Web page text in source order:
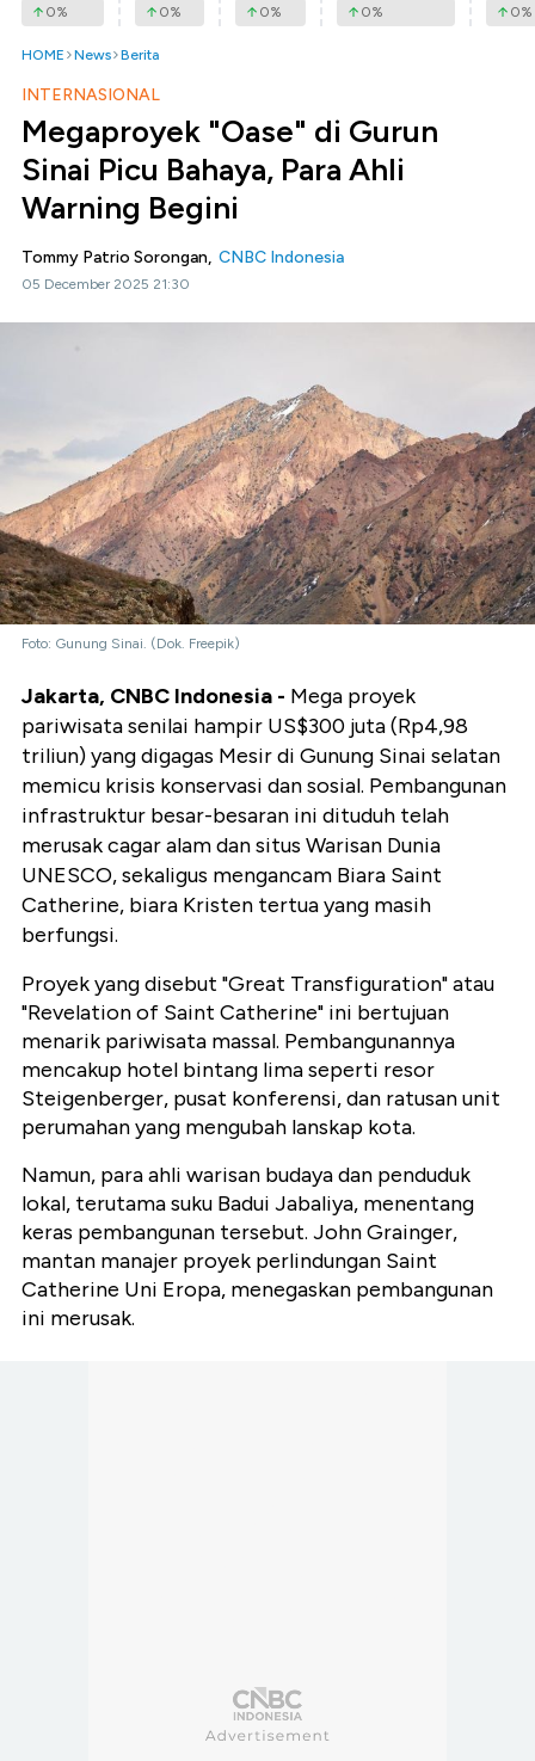
0% 0% 0% 0% 0%
HOME News Berita
INTERNASIONAL
Megaproyek "Oase" di Gurun
Sinai Picu Bahaya, Para Ahli
Warning Begini
Tommy Patrio Sorongan, CNBC Indonesia
05 December 2025 21:30
Foto: Gunung Sinai. (Dok. Freepik)
Jakarta, CNBC Indonesia - Mega proyek
pariwisata senilai hampir US$300 juta (Rp4,98
triliun) yang digagas Mesir di Gunung Sinai selatan
memicu krisis konservasi dan sosial. Pembangunan
infrastruktur besar-besaran ini dituduh telah
merusak cagar alam dan situs Warisan Dunia
UNESCO, sekaligus mengancam Biara Saint
Catherine, biara Kristen tertua yang masih
berfungsi.
Proyek yang disebut "Great Transfiguration" atau
"Revelation of Saint Catherine" ini bertujuan
menarik pariwisata massal. Pembangunannya
mencakup hotel bintang lima seperti resor
Steigenberger, pusat konferensi, dan ratusan unit
perumahan yang mengubah lanskap kota.
Namun, para ahli warisan budaya dan penduduk
lokal, terutama suku Badui Jabaliya, menentang
keras pembangunan tersebut. John Grainger,
mantan manajer proyek perlindungan Saint
Catherine Uni Eropa, menegaskan pembangunan
ini merusak.